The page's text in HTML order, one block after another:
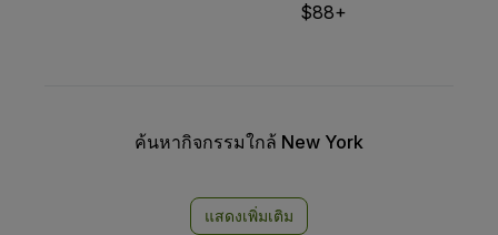
$88+
ค้นหากิจกรรมใกล้ New York
แสดงเพิ่มเติม